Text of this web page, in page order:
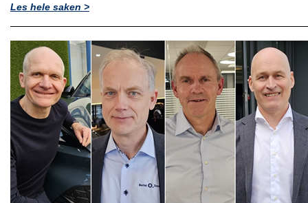
Les hele saken >